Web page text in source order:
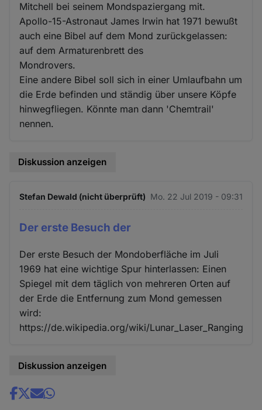
Mitchell bei seinem Mondspaziergang mit.
Apollo-15-Astronaut James Irwin hat 1971 bewußt
auch eine Bibel auf dem Mond zurückgelassen:
auf dem Armaturenbrett des
Mondrovers.
Eine andere Bibel soll sich in einer Umlaufbahn um
die Erde befinden und ständig über unsere Köpfe
hinwegfliegen. Könnte man dann 'Chemtrail'
nennen.
Diskussion anzeigen
Stefan Dewald (nicht überprüft) Mo. 22 Jul 2019 - 09:31
Der erste Besuch der
Der erste Besuch der Mondoberfläche im Juli
1969 hat eine wichtige Spur hinterlassen: Einen
Spiegel mit dem täglich von mehreren Orten auf
der Erde die Entfernung zum Mond gemessen
wird:
https://de.wikipedia.org/wiki/Lunar_Laser_Ranging
Diskussion anzeigen
Share